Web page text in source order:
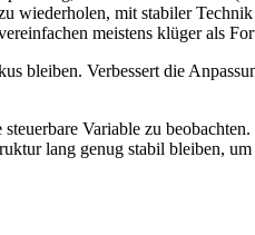
wiederholen, mit stabiler
meistens klüger als
bleiben. Verbessert die
Variable zu
lang genug stabil bleiben,